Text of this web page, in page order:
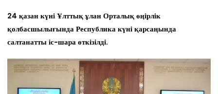
24 қазан күні Ұлттық ұлан Орталық өңірлік
қолбасшылығында Республика күні қарсаңында
салтанатты іс-шара өткізілді.